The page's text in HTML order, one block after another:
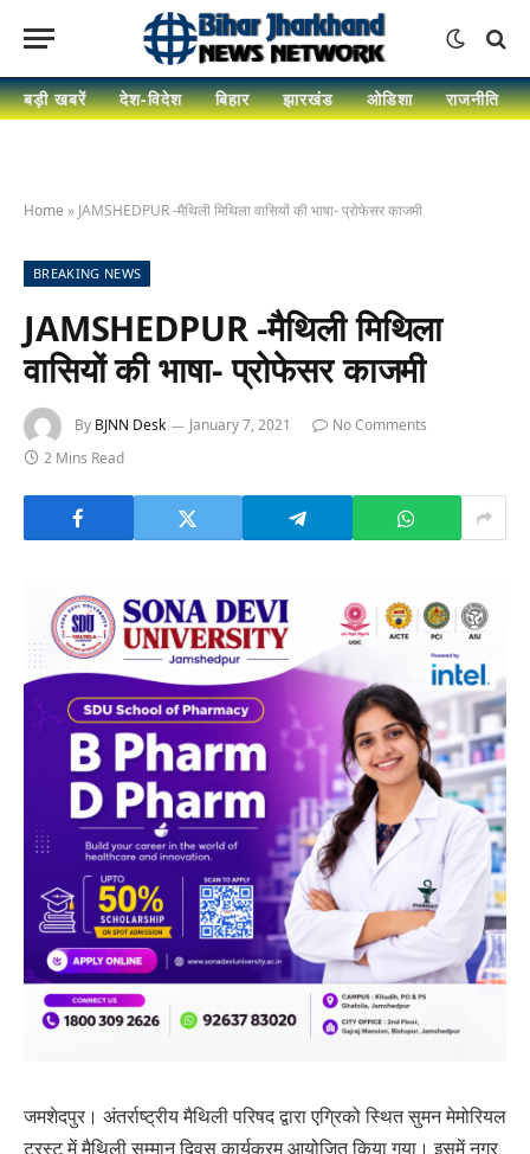
बड़ी खबरें देश-विदेश बिहार झारखंड ओडिशा राजनीति
Home » JAMSHEDPUR -मैथिली मिथिला वासियों की भाषा- प्रोफेसर काजमी
BREAKING NEWS
JAMSHEDPUR -मैथिली मिथिला
वासियों की भाषा- प्रोफेसर काजमी
By BJNN Desk January 7, 2021
No Comments
2 Mins Read
जमशेदपुर। अंतर्राष्ट्रीय मैथिली परिषद द्वारा एग्रिको स्थित सुमन मेमोरियल
ट्रस्ट में मैथिली सम्मान दिवस कार्यक्रम आयोजित किया गया। इसमें नगर